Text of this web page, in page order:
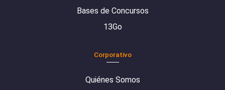
Bases de Concursos
13Go
Corporativo
Quiénes Somos